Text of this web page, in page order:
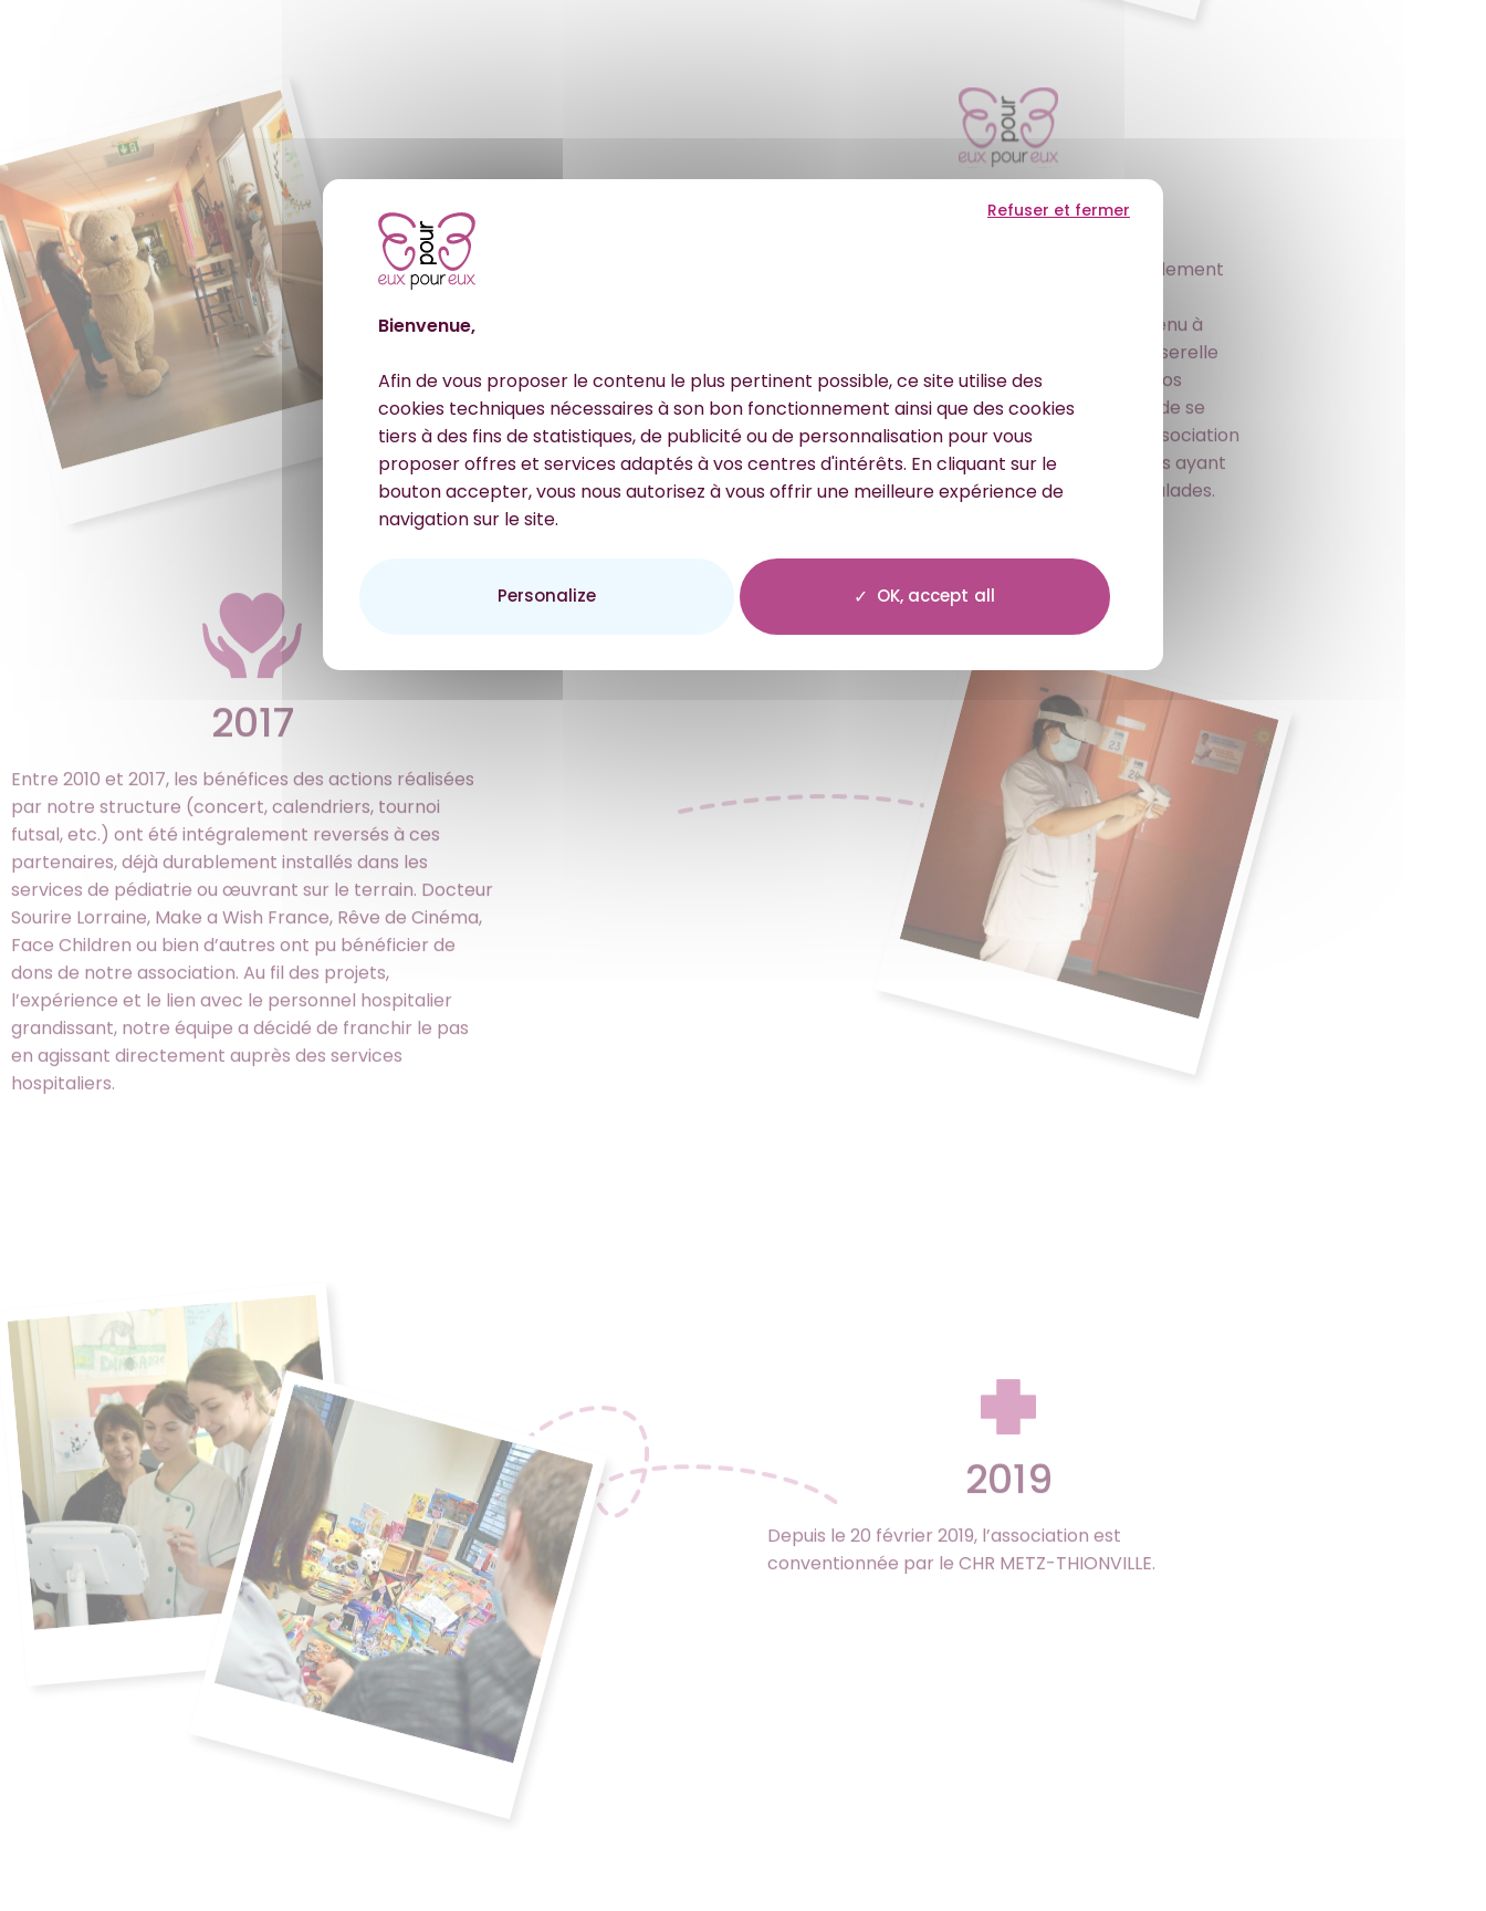
2010
C’est donc en 2010 que l’association a naturellement
Par ce changement de nom, l’association a tenu à
mettre en avant sa volonté de créer une passerelle
entre elle et les enfants hospitalisés.Lors de nos
premières années d’existence et dans le but de se
familiariser à l’environnement médicalisé, l’association
a noué des partenariats avec des associations ayant
pour missions d’accompagner les enfants malades.
2017
Entre 2010 et 2017, les bénéfices des actions réalisées
par notre structure (concert, calendriers, tournoi
futsal, etc.) ont été intégralement reversés à ces
partenaires, déjà durablement installés dans les
services de pédiatrie ou œuvrant sur le terrain. Docteur
Sourire Lorraine, Make a Wish France, Rêve de Cinéma,
Face Children ou bien d’autres ont pu bénéficier de
dons de notre association. Au fil des projets,
l’expérience et le lien avec le personnel hospitalier
grandissant, notre équipe a décidé de franchir le pas
en agissant directement auprès des services
hospitaliers.
2019
Depuis le 20 février 2019, l’association est
conventionnée par le CHR METZ-THIONVILLE.
Bienvenue,
Afin de vous proposer le contenu le plus pertinent possible, ce site utilise des
cookies techniques nécessaires à son bon fonctionnement ainsi que des cookies
tiers à des fins de statistiques, de publicité ou de personnalisation pour vous
proposer offres et services adaptés à vos centres d'intérêts. En cliquant sur le
bouton accepter, vous nous autorisez à vous offrir une meilleure expérience de
navigation sur le site.
OK, accept all
Refuser et fermer
Personalize